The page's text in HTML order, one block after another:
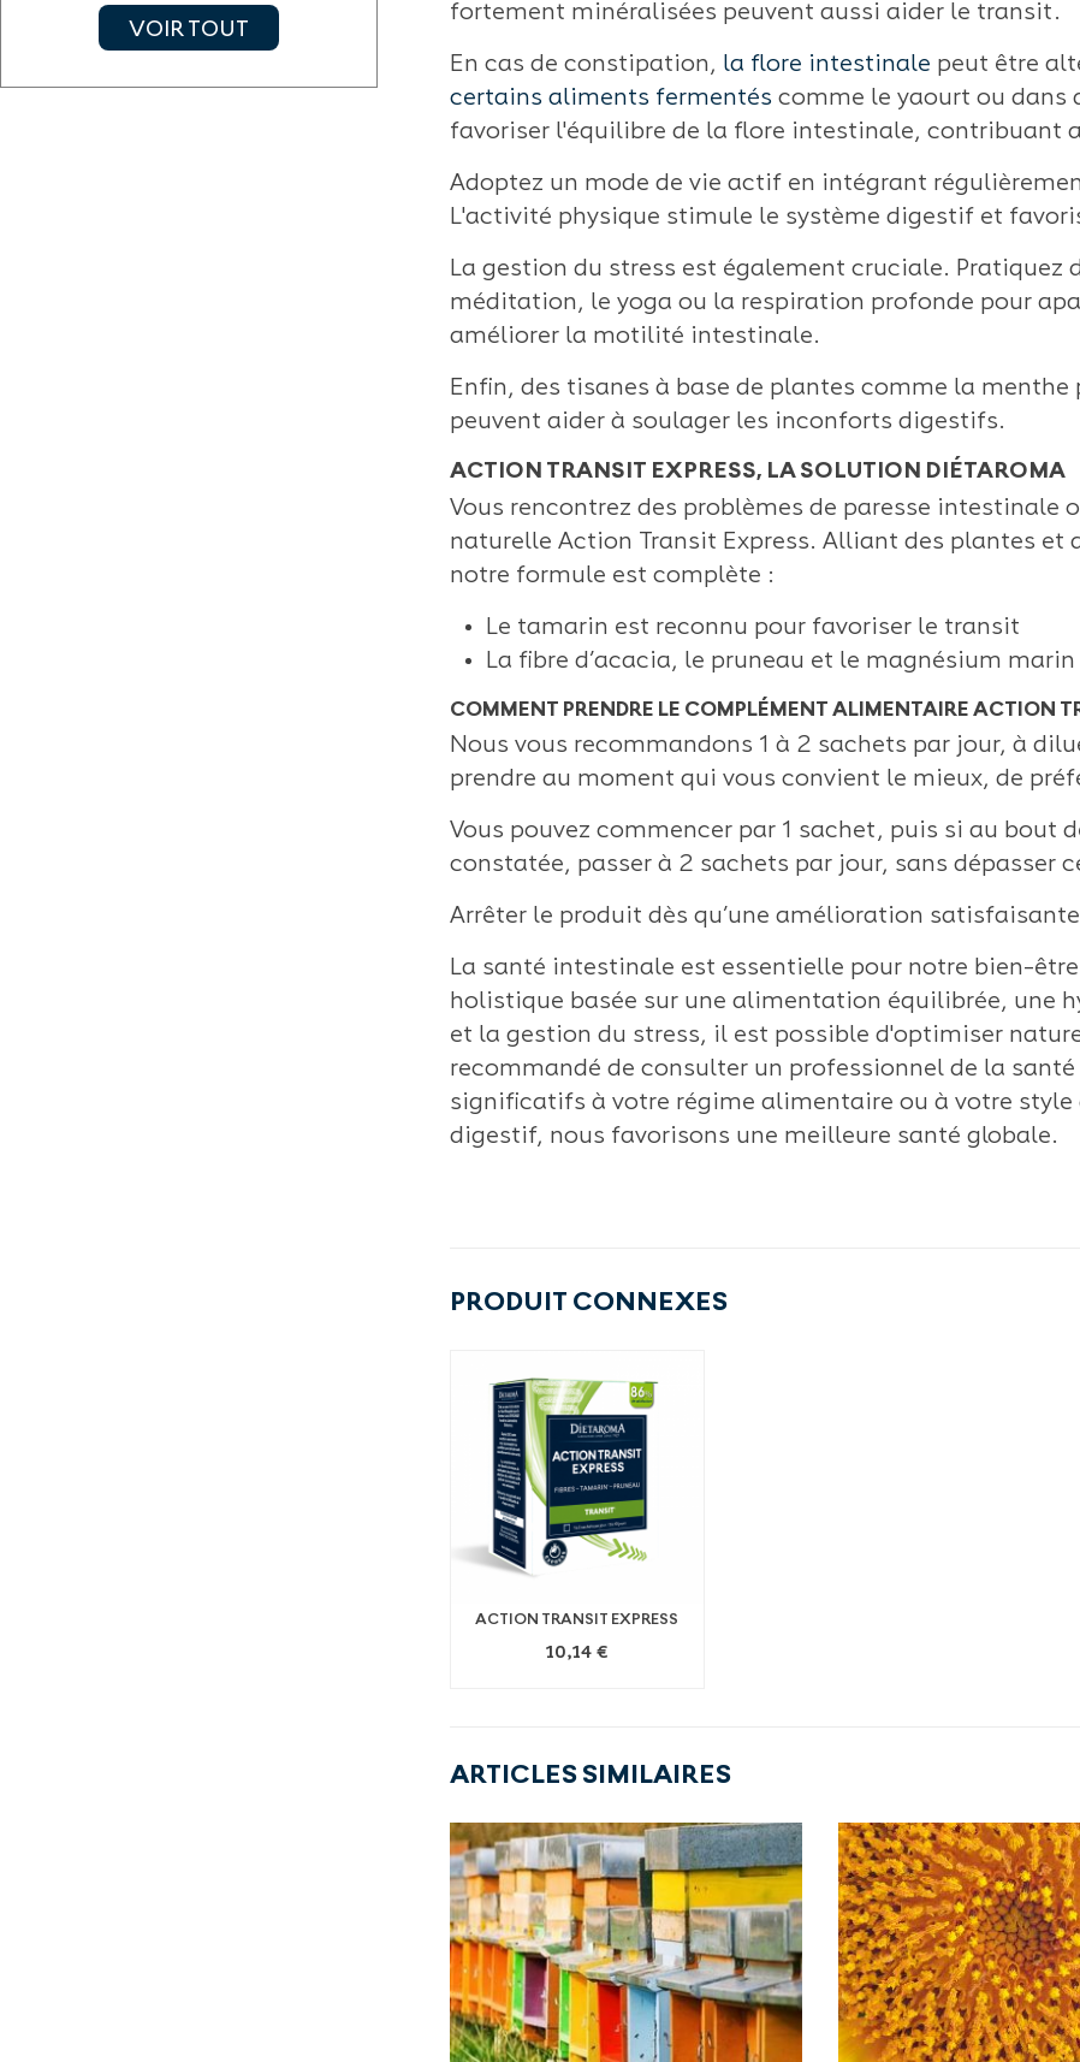
VOIR TOUT
fortement minéralisées peuvent aussi aider le transit.
En cas de constipation, la flore intestinale peut être
certains aliments fermentés comme le yaourt ou dans
favoriser l'équilibre de la flore intestinale, contribuant
Adoptez un mode de vie actif en intégrant
L'activité physique stimule le système digestif et
La gestion du stress est également cruciale.
méditation, le yoga ou la respiration profonde pour
améliorer la motilité intestinale.
Enfin, des tisanes à base de plantes comme la
peuvent aider à soulager les inconforts digestifs.
ACTION TRANSIT EXPRESS, LA SOLUTION DIÉTAROMA
Vous rencontrez des problèmes de paresse intestinale
naturelle Action Transit Express. Alliant des plantes
notre formule est complète :
Le tamarin est reconnu pour favoriser le transit
La fibre d’acacia, le pruneau et le magnésium
COMMENT PRENDRE LE COMPLÉMENT ALIMENTAIRE ACTION
Nous vous recommandons 1 à 2 sachets par jour, à
prendre au moment qui vous convient le mieux, de
Vous pouvez commencer par 1 sachet, puis si au bout
constatée, passer à 2 sachets par jour, sans dépasser
Arrêter le produit dès qu’une amélioration
La santé intestinale est essentielle pour notre bien-
holistique basée sur une alimentation équilibrée, une
et la gestion du stress, il est possible d'optimiser
recommandé de consulter un professionnel de la
significatifs à votre régime alimentaire ou à votre style
digestif, nous favorisons une meilleure santé globale.
PRODUIT CONNEXES
ACTION TRANSIT EXPRESS
10,14 €
ARTICLES SIMILAIRES